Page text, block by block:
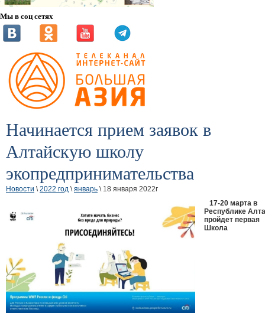
Мы в соц сетях
Начинается прием заявок в
Алтайскую школу
экопредпринимательства
Новости \2022 год \январь \ 18 января 2022г
17-20 марта в
Республике
пройдет первая
Школа